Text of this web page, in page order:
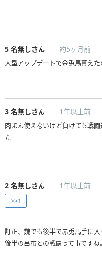
5 名無しさん 約5ヶ月前
大型アップデートで金兎馬貰え
3 名無しさん 1年以上前
肉まん使えないけど負けても戦
た
2 名無しさん 1年以上前
>>1
訂正、魏でも後半で赤兎馬手に入
後半の呂布との戦闘って事ですね。